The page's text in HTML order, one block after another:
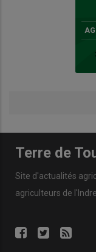
Terre de
Site d'actualités
agriculteurs de